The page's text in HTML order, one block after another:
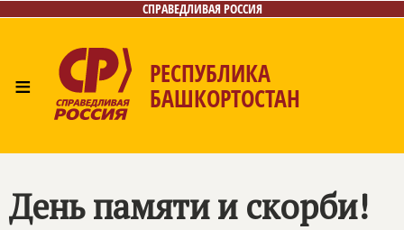
СПРАВЕДЛИВАЯ РОССИЯ
≡ РЕСПУБЛИКА
БАШКОРТОСТАН
День памяти и скорби!